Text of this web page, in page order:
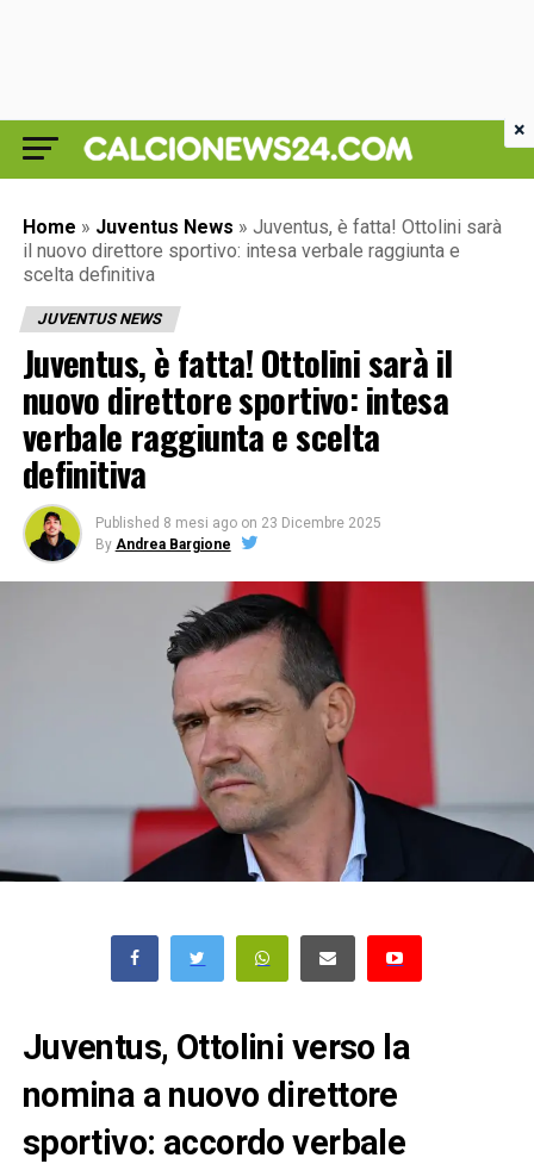
Home » Juventus News » Juventus, è fatta! Ottolini sarà
il nuovo direttore sportivo: intesa verbale raggiunta e
scelta definitiva
JUVENTUS NEWS
Juventus, è fatta! Ottolini sarà il
nuovo direttore sportivo: intesa
verbale raggiunta e scelta
definitiva
Published 8 mesi ago on 23 Dicembre 2025
By Andrea Bargione
Juventus, Ottolini verso la
nomina a nuovo direttore
sportivo: accordo verbale
×